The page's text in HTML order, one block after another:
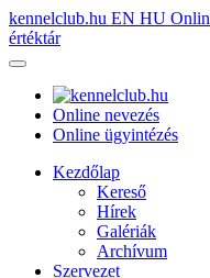
kennelclub.hu EN HU
értéktár
Online nevezés
Online ügyintézés
Kezdőlap
Kereső
Hírek
Galériák
Archívum
Szervezet